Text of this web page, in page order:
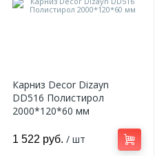
Карниз Decor Dizayn
DD516 Полистирол
2000*120*60 мм
1 522 руб. / шт